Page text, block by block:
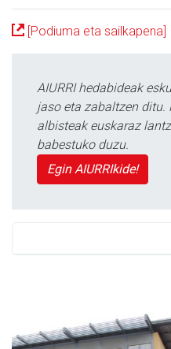
[Podiuma eta sailkapena]
AIURRI hedabideak
jaso eta zabaltzen ditu.
albisteak euskaraz
babestuko duzu.
Egin AIURRIkide!